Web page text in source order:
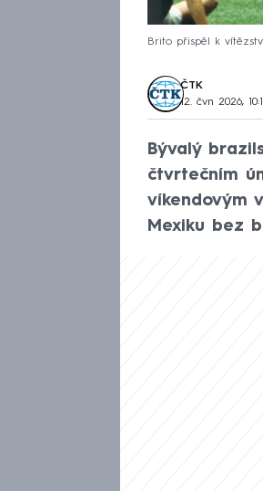
Brito přispěl k
ČTK
12. čvn 2026,
Bývalý
čtvrtečním
víkendovým
Mexiku bez